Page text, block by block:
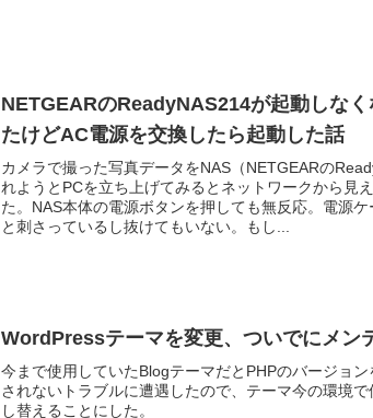
NETGEARのReadyNAS214が起動しなく
たけどAC電源を交換したら起動した話
カメラで撮った写真データをNAS（NETGEARの
れようとPCを立ち上げてみるとネットワークから見
た。NAS本体の電源ボタンを押しても無反応。電源
と刺さっているし抜けてもいない。もし...
WordPressテーマを変更、ついでにメン
今まで使用していたBlogテーマだとPHPのバージョ
されないトラブルに遭遇したので、テーマ今の環境
し替えることにした。